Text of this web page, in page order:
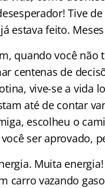
Tive
estava feito.
quando você não
centenas de
vive-se a vida
até de contar
escolheu o
ser aprovado,
Muita
carro vazando